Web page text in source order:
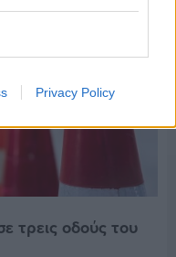
Privacy Policy
τρεις οδούς του